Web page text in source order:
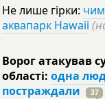
Не лише гірки:
аквапарк Hawaii
Ворог атакував
області: одна
постраждали
37